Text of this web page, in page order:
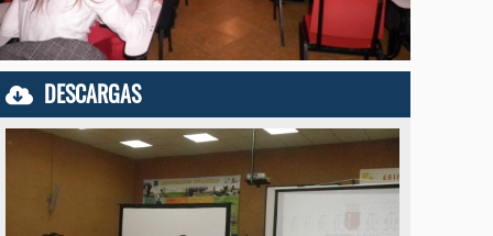
DESCARGAS